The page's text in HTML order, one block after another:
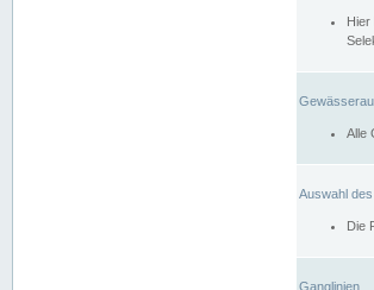
Alle
Auswahl
Die
Ganglinien